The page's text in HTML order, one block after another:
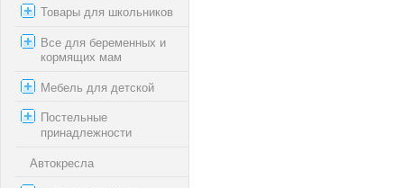
Товары для школьников
Все для беременных и
кормящих мам
Мебель для детской
Постельные
принадлежности
Автокресла